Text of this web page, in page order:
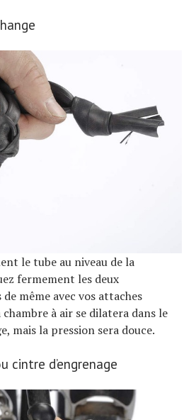
le tube au niveau de la
fermement les deux
même avec vos attaches
à air se dilatera dans le
mais la pression sera douce.
cintre d’engrenage